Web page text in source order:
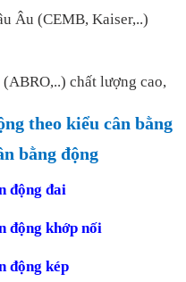
Âu (CEMB, Kaiser,..)
chất lượng cao,
theo kiểu cân bằng
bằng động
động đai
động khớp nối
động kép